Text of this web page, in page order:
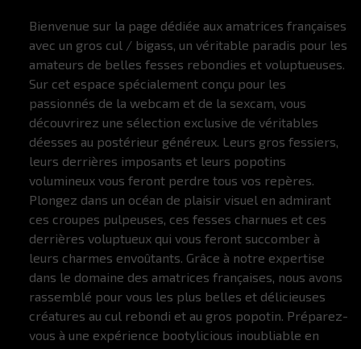
Bienvenue sur la page dédiée aux amatrices françaises
avec un gros cul / bigass, un véritable paradis pour les
amateurs de belles fesses rebondies et voluptueuses.
Sur cet espace spécialement conçu pour les
passionnés de la webcam et de la sexcam, vous
découvrirez une sélection exclusive de véritables
déesses au postérieur généreux. Leurs gros fessiers,
leurs derrières imposants et leurs popotins
volumineux vous feront perdre tous vos repères.
Plongez dans un océan de plaisir visuel en admirant
ces croupes pulpeuses, ces fesses charnues et ces
derrières voluptueux qui vous feront succomber à
leurs charmes envoûtants. Grâce à notre expertise
dans le domaine des amatrices françaises, nous avons
rassemblé pour vous les plus belles et délicieuses
créatures au cul rebondi et au gros popotin. Préparez-
vous à une expérience bootylicious inoubliable en